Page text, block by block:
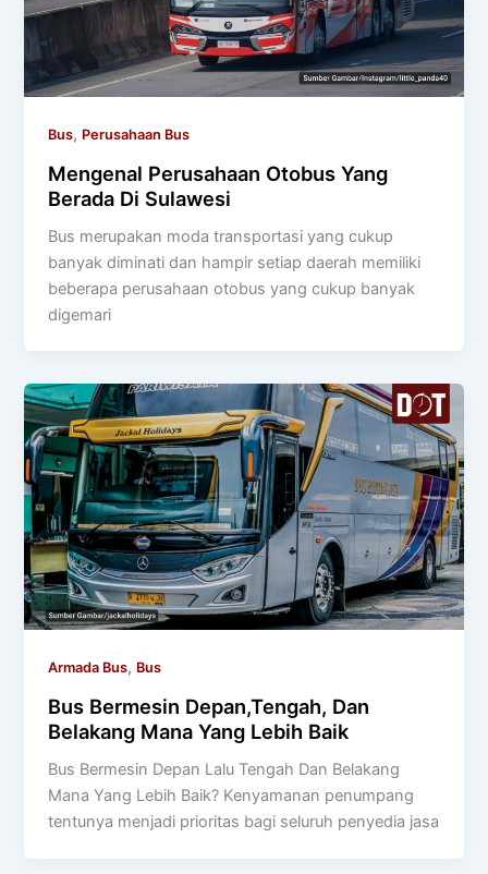
Bus, Perusahaan Bus
Mengenal Perusahaan Otobus Yang
Berada Di Sulawesi
Bus merupakan moda transportasi yang cukup
banyak diminati dan hampir setiap daerah memiliki
beberapa perusahaan otobus yang cukup banyak
digemari
Armada Bus, Bus
Bus Bermesin Depan,Tengah, Dan
Belakang Mana Yang Lebih Baik
Bus Bermesin Depan Lalu Tengah Dan Belakang
Mana Yang Lebih Baik? Kenyamanan penumpang
tentunya menjadi prioritas bagi seluruh penyedia jasa